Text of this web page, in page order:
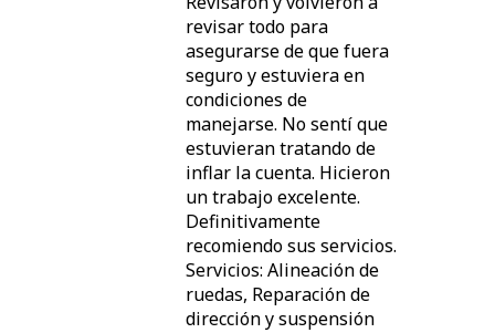
revisar todo para
asegurarse de que fuera
seguro y estuviera en
condiciones de
manejarse. No sentí que
estuvieran tratando de
inflar la cuenta. Hicieron
un trabajo excelente.
Definitivamente
recomiendo sus servicios.
Servicios: Alineación de
ruedas, Reparación de
dirección y suspensión